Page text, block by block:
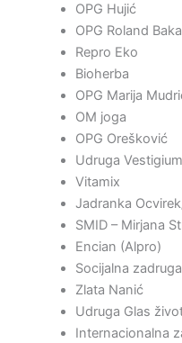
OPG Hujić
OPG Roland
Repro Eko
Bioherba
OPG Marija
OM joga
OPG Orešković
Udruga Vestigium
Vitamix
Jadranka
SMID – Mirjana
Encian (Alpro)
Socijalna
Zlata Nanić
Udruga Glas
Internacionalna